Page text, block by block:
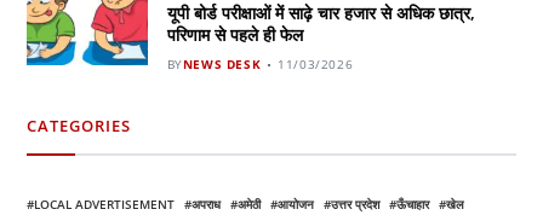
यूपी बोर्ड परीक्षाओं में साढ़े चार हजार से अधिक छात्र,
परिणाम से पहले ही फेल
BYNEWS DESK 11/03/2026
CATEGORIES
LOCAL ADVERTISEMENT अपराध अमेठी आयोजन उत्तर प्रदेश ऊँचाहार
खेल